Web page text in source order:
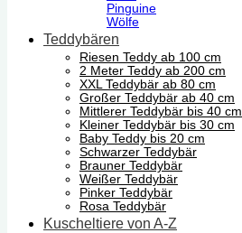
Pinguine
Wölfe
Teddybären
Riesen Teddy ab 100 cm
2 Meter Teddy ab 200 cm
XXL Teddybär ab 80 cm
Großer Teddybär ab 40 cm
Mittlerer Teddybär bis 40 cm
Kleiner Teddybär bis 30 cm
Baby Teddy bis 20 cm
Schwarzer Teddybär
Brauner Teddybär
Weißer Teddybär
Pinker Teddybär
Rosa Teddybär
Kuscheltiere von A-Z